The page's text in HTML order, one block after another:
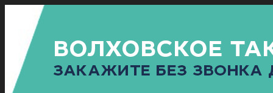
Найти:
ГЛАВНАЯ ПОЛИТИКАПРОИСШЕСТВИЯ ПРОКУРАТУРАСПОРТ
ПОЛИТИКА